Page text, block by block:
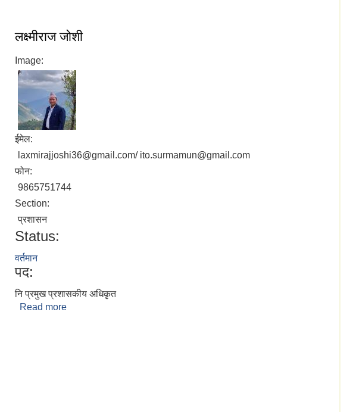
लक्ष्मीराज जोशी
Image:
ईमेल:
laxmirajjoshi36@gmail.com/ ito.surmamun@gmail.com
फोन:
9865751744
Section:
प्रशासन
Status:
वर्तमान
पद:
नि प्रमुख प्रशासकीय अधिकृत
Read more